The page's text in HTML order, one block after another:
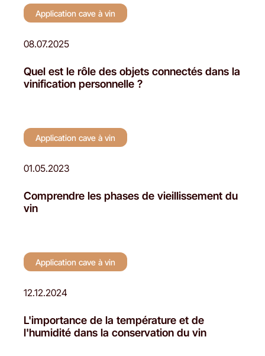
Application cave à vin
08.07.2025
Quel est le rôle des objets connectés dans la
vinification personnelle ?
Application cave à vin
01.05.2023
Comprendre les phases de vieillissement du
vin
Application cave à vin
12.12.2024
L'importance de la température et de
l'humidité dans la conservation du vin